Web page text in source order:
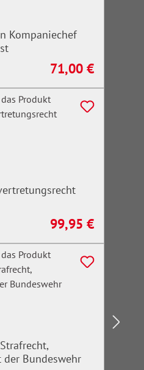
Kompaniechef
Regulärer Preis:
71,00 €
Regulärer Preis:
99,95 €
der Bundeswehr